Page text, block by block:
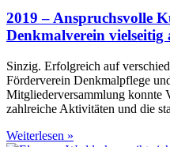
2019 – Anspruchsvolle
Denkmalverein vielseitig
Sinzig. Erfolgreich auf
Förderverein Denkmalpflege
Mitgliederversammlung konnte
zahlreiche Aktivitäten und die
Weiterlesen »